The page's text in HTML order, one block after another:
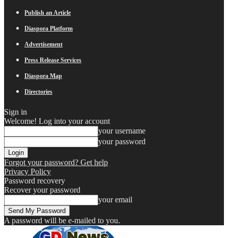
Publish an Article
Diaspora Platform
Advertisement
Press Release Services
Diaspora Map
Directories
Sign in
Welcome! Log into your account
your username
your password
Forgot your password? Get help
Privacy Policy
Password recovery
Recover your password
your email
A password will be e-mailed to you.